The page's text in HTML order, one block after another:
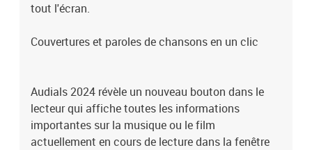
tout l'écran.
Couvertures et paroles de chansons en un clic
Audials 2024 révèle un nouveau bouton dans le
lecteur qui affiche toutes les informations
importantes sur la musique ou le film
actuellement en cours de lecture dans la fenêtre